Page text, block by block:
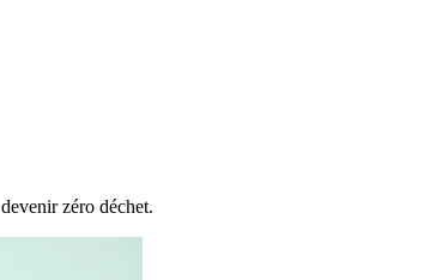
zéro déchet.